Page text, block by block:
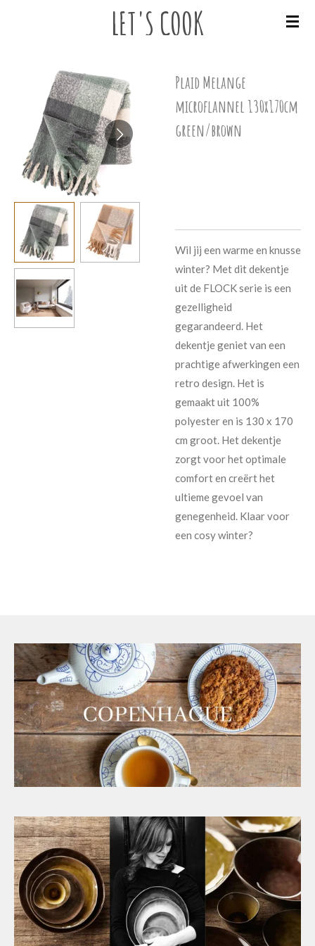
hoofdinhoud
LET'S COOK
Plaid Melange
microflannel 130x170cm
green/brown
Wil jij een warme en knusse
winter? Met dit dekentje
uit de FLOCK serie is een
gezelligheid
gegarandeerd. Het
dekentje geniet van een
prachtige afwerkingen een
retro design. Het is
gemaakt uit 100%
polyester en is 130 x 170
cm groot. Het dekentje
zorgt voor het optimale
comfort en creërt het
ultieme gevoel van
genegenheid. Klaar voor
een cosy winter?